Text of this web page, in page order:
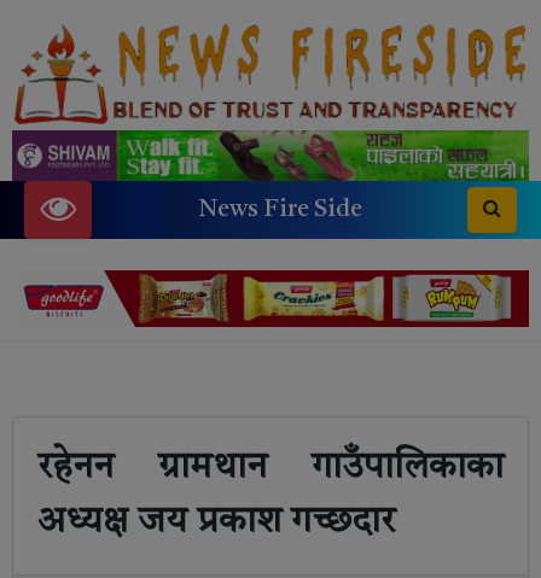
News Fire Side
रहेनन ग्रामथान गाउँपालिकाका
अध्यक्ष जय प्रकाश गच्छदार